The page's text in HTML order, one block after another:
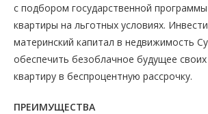
с подбором государственной
квартиры на льготных условиях.
материнский капитал в недвижимость
обеспечить безоблачное будущее
квартиру в беспроцентную рассрочку.
ПРЕИМУЩЕСТВА